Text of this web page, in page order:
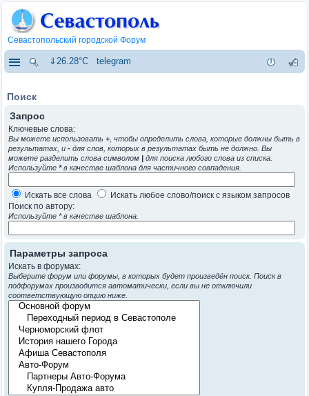
Севастопольский городской Форум
⇓26.28°C telegram
Поиск
Запрос
Ключевые слова:
Вы можете использовать +, чтобы определить слова, которые должны быть в
результатах, и - для слов, которых в результатах быть не должно. Вы
можете разделить слова символом | для поиска любого слова из списка.
Используйте *в качестве шаблона для частичного совпадения.
Искать все слова
Искать любое слово/поиск с языком запросов
Поиск по автору:
Используйте * в качестве шаблона.
Параметры запроса
Искать в форумах:
Выберите форум или форумы, в которых будет произведён поиск. Поиск в
подфорумах производится автоматически, если вы не отключили
соответствующую опцию ниже.